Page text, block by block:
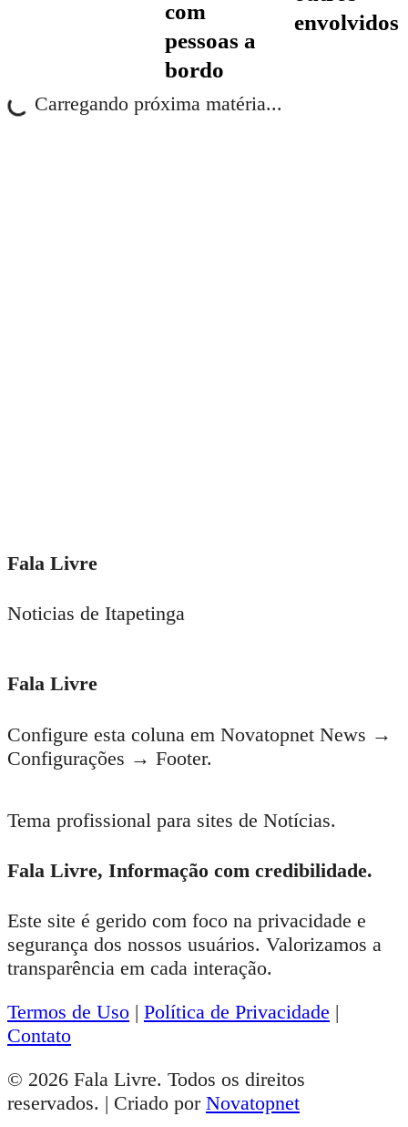
com
pessoas a
bordo
envolvidos
Carregando próxima matéria...
Fala Livre
Noticias de Itapetinga
Fala Livre
Configure esta coluna em Novatopnet News →
Configurações → Footer.
Tema profissional para sites de Notícias.
Fala Livre, Informação com credibilidade.
Este site é gerido com foco na privacidade e
segurança dos nossos usuários. Valorizamos a
transparência em cada interação.
Termos de Uso | Política de Privacidade |
Contato
© 2026 Fala Livre. Todos os direitos
reservados. | Criado por Novatopnet